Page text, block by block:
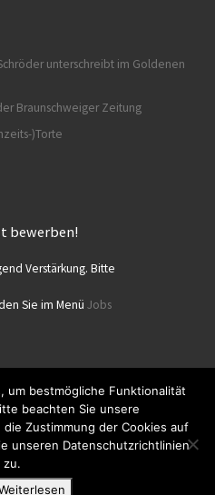
unterschreibt im Goldenen
Braunschweiger Zeitung
)Torte
bewerben!
Verstärkung. Bitte
Sie im Menü Jobs
– Alle Rechte vorbehalten
mit demCustomizr-Theme
um bestmögliche Funktionalität
beachten Sie unsere
Zustimmung der Cookies auf
unseren Datenschutzrichtlinien
zu.